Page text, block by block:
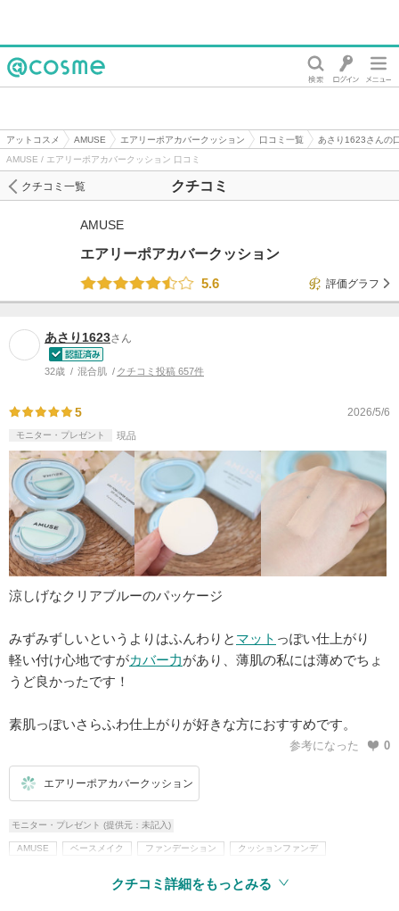
アットコスメ AMUSE エアリーポアカバークッション 口コミ一覧
あさり1623さんの
AMUSE / エアリーポアカバークッション 口コミ
クチコミ
クチコミ一覧
AMUSE
エアリーポアカバークッション
5.6
評価グラフ
あさり1623さん
32歳 混合肌 クチコミ投稿 657件
5 2026/5/6
モニター・プレゼント 現品
涼しげなクリアブルーのパッケージ
みずみずしいというよりはふんわりと マット っぽい仕上がり
軽い付け心地ですがカバー力があり、薄肌の私には薄めでちょ
うど良かったです！
素肌っぽいさらふわ仕上がりが好きな方におすすめです。
参考になった 0
エアリーポアカバークッション
モニター・プレゼント (提供元：未記入)
AMUSE ベースメイク ファンデーション クッションファンデ
クチコミ詳細をもっとみる